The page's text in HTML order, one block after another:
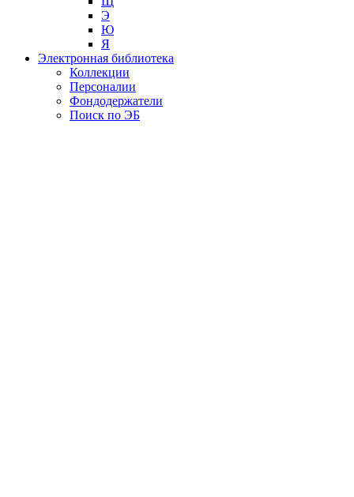
Э
Ю
Я
Электронная библиотека
Коллекции
Персоналии
Фондодержатели
Поиск по ЭБ